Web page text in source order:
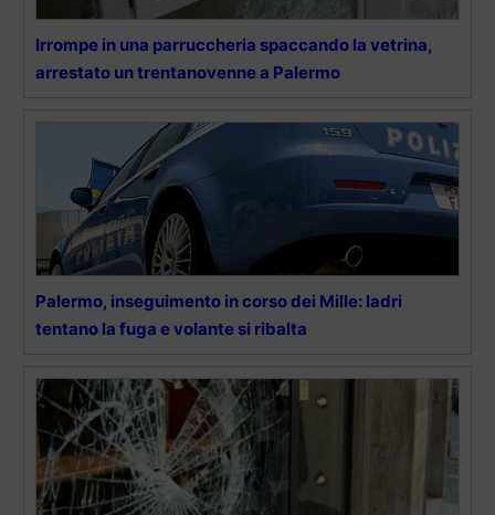
Irrompe in una parruccheria spaccando la vetrina,
arrestato un trentanovenne a Palermo
Palermo, inseguimento in corso dei Mille: ladri
tentano la fuga e volante si ribalta